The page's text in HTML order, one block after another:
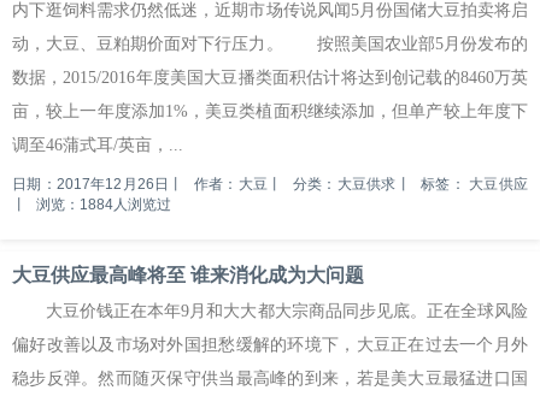
内下逛饲料需求仍然低迷，近期市场传说风闻5月份国储大豆拍卖将启
动，大豆、豆粕期价面对下行压力。 按照美国农业部5月份发布的
数据，2015/2016年度美国大豆播类面积估计将达到创记载的8460万英
亩，较上一年度添加1%，美豆类植面积继续添加，但单产较上年度下
调至46蒲式耳/英亩，...
日期：2017年12月26日 作者：大豆 分类：大豆供求 标签： 大豆供应
浏览：1884人浏览过
大豆供应最高峰将至 谁来消化成为大问题
大豆价钱正在本年9月和大大都大宗商品同步见底。正在全球风险
偏好改善以及市场对外国担愁缓解的环境下，大豆正在过去一个月外
稳步反弹。然而随灭保守供当最高峰的到来，若是美大豆最猛进口国